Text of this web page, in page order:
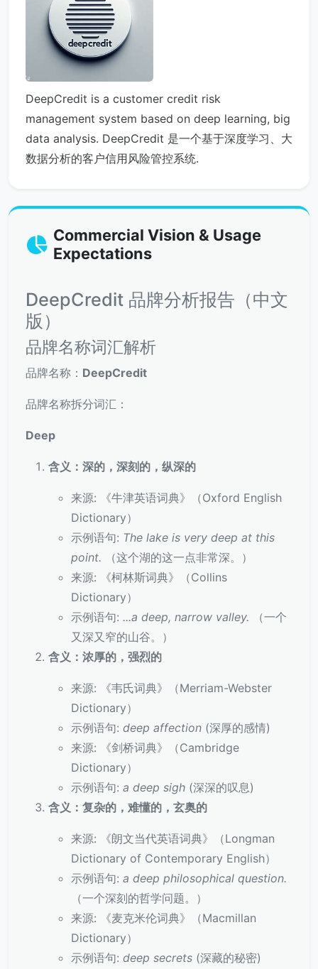
DeepCredit is a customer credit risk
management system based on deep learning, big
data analysis. DeepCredit 是一个基于深度学习、大
数据分析的客户信用风险管控系统.
Commercial Vision & Usage
Expectations
DeepCredit 品牌分析报告（中文
版）
品牌名称词汇解析
品牌名称： DeepCredit
品牌名称拆分词汇：
Deep
含义：深的，深刻的，纵深的
来源: 《牛津英语词典》（Oxford English
Dictionary）
示例语句: The lake is very deep at this
point. （这个湖的这一点非常深。）
来源: 《柯林斯词典》（Collins
Dictionary）
示例语句: ...a deep, narrow valley. （一个
又深又窄的山谷。）
含义：浓厚的，强烈的
来源: 《韦氏词典》（Merriam-Webster
Dictionary）
示例语句: deep affection (深厚的感情)
来源: 《剑桥词典》（Cambridge
Dictionary）
示例语句: a deep sigh (深深的叹息)
含义：复杂的，难懂的，玄奥的
来源: 《朗文当代英语词典》（Longman
Dictionary of Contemporary English）
示例语句: a deep philosophical question.
（一个深刻的哲学问题。）
来源: 《麦克米伦词典》（Macmillan
Dictionary）
示例语句: deep secrets (深藏的秘密)